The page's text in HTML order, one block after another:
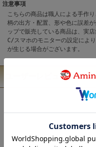
注意事項
こちらの商品は職人による手作
柄の出方・配置、形や色に誤差
ップで販売している商品は、実
C/スマホのモニターの設定によ
が生じる場合がございます。
ユーザーレビュー
レビ